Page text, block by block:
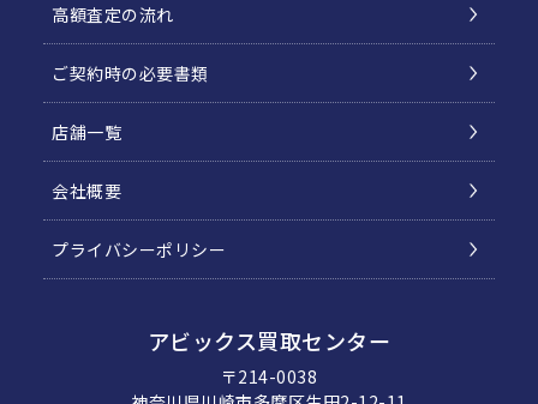
高額査定の流れ
ご契約時の必要書類
店舗一覧
会社概要
プライバシーポリシー
アビックス買取センター
〒214-0038